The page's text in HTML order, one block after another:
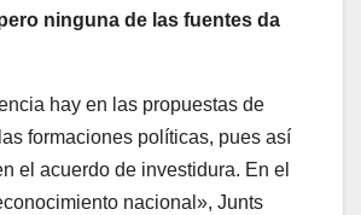
ninguna de las fuentes da
hay en las propuestas de
formaciones políticas, pues así
el acuerdo de investidura. En el
nacional», Junts